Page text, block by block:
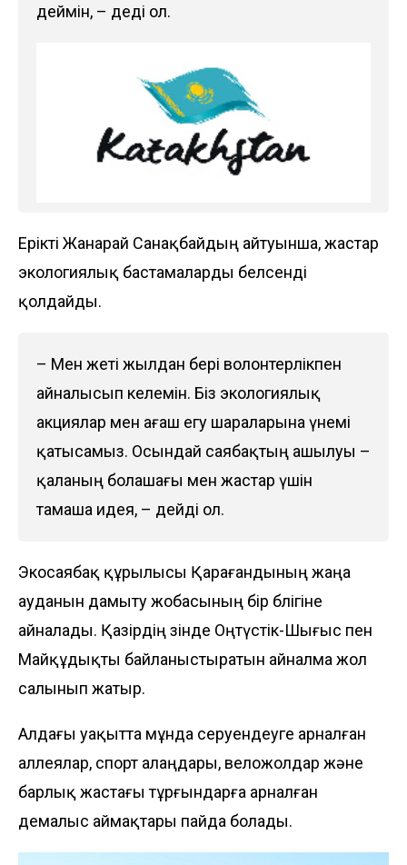
деймін, – деді ол.
Ерікті Жанарай Санақбайдың айтуынша, жастар
экологиялық бастамаларды белсенді
қолдайды.
– Мен жеті жылдан бері волонтерлікпен
айна­лысып келемін. Біз экологиялық
акциялар мен ағаш егу шараларына үнемі
қатысамыз. Осындай саябақ­тың ашылуы –
қаланың болашағы мен жастар үшін
тамаша идея, – дейді ол.
Экосаябақ құрылысы Қарағандының жаңа
ауданын дамыту жобасының бір бөлігіне
айналады. Қазірдің өзінде Оңтүстік-Шығыс пен
Майқұдықты байланыстыратын айналма жол
салынып жатыр.
Алдағы уақытта мұнда серуендеуге арналған
аллеялар, спорт алаңдары, веложолдар және
барлық жастағы тұрғындарға арналған
демалыс аймақтары пайда болады.